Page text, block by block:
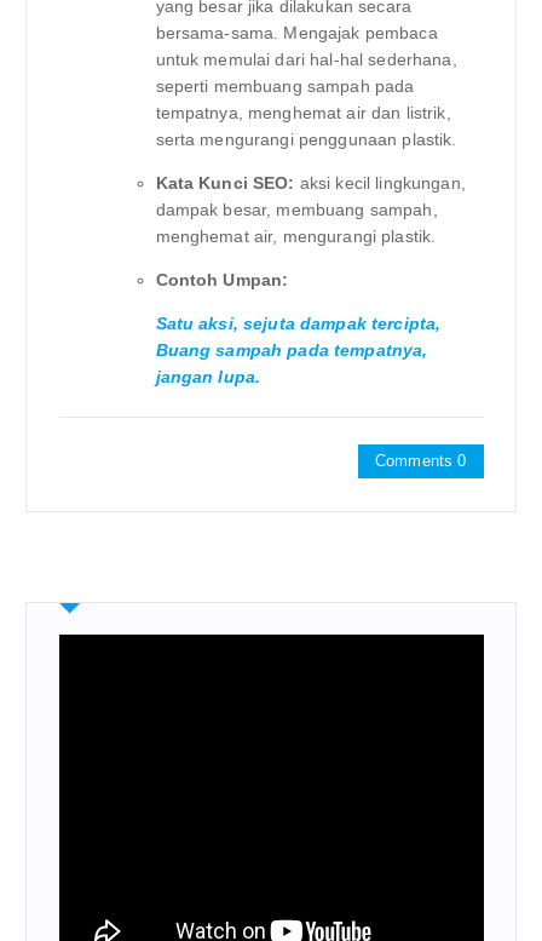
yang besar jika dilakukan secara
bersama-sama. Mengajak pembaca
untuk memulai dari hal-hal sederhana,
seperti membuang sampah pada
tempatnya, menghemat air dan listrik,
serta mengurangi penggunaan plastik.
Kata Kunci SEO: aksi kecil lingkungan,
dampak besar, membuang sampah,
menghemat air, mengurangi plastik.
Contoh Umpan:
Satu aksi, sejuta dampak tercipta,
Buang sampah pada tempatnya,
jangan lupa.
Comments 0